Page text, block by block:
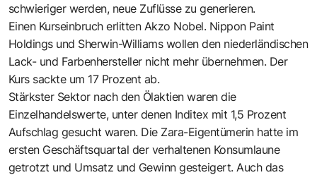
schwieriger werden, neue Zuflüsse zu generieren.
Einen Kurseinbruch erlitten Akzo Nobel. Nippon Paint
Holdings und Sherwin-Williams wollen den niederländischen
Lack- und Farbenhersteller nicht mehr übernehmen. Der
Kurs sackte um 17 Prozent ab.
Stärkster Sektor nach den Ölaktien waren die
Einzelhandelswerte, unter denen Inditex mit 1,5 Prozent
Aufschlag gesucht waren. Die Zara-Eigentümerin hatte im
ersten Geschäftsquartal der verhaltenen Konsumlaune
getrotzt und Umsatz und Gewinn gesteigert. Auch das